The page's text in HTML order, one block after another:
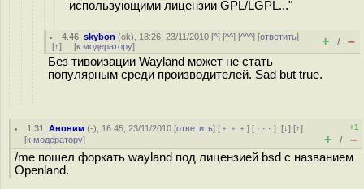
использующими лицензии GPL/LGPL..."
4.46 ,skybon (ok), 18:26, 23/11/2010 [^] [^^] [^^^] [ответить]
[↑] [к модератору] + / –
Без тивоизации Wayland может не стать
популярным среди производителей. Sad but true.
1.31 ,Аноним (-), 16:45, 23/11/2010 [ответить] [ ﹢﹢﹢] [ · · ·][↓] [↑]
[к модератору]
+1
+ / –
/me пошел форкать wayland под лицензией bsd с названием
Openland.